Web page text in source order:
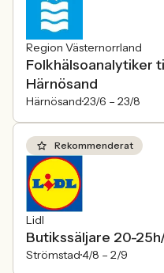
Region Västernorrland
Folkhälsoanalytiker
Härnösand
Härnösand23/6 – 23/8
Rekommenderat
Lidl
Butikssäljare 20-
Strömstad4/8 – 2/9